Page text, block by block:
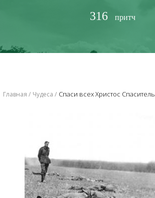
316 притч
Главная Чудеса Спаси всех Христос Спаситель